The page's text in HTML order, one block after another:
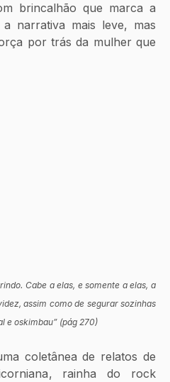
brincalhão que marca a
narrativa mais leve, mas
por trás da mulher que
Cabe a elas, e somente a elas, a
assim como de segurar sozinhas
e oskimbau” (pág 270)
coletânea de relatos de
rainha do rock